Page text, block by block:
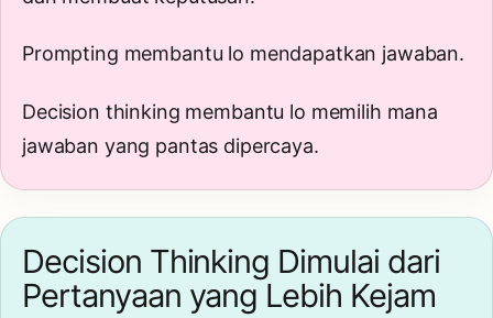
Prompting membantu lo mendapatkan jawaban.
Decision thinking membantu lo memilih mana
jawaban yang pantas dipercaya.
Decision Thinking Dimulai dari
Pertanyaan yang Lebih Kejam